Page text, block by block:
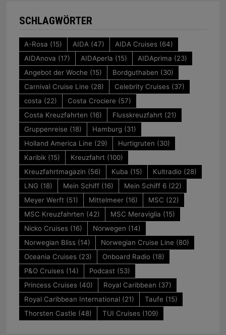
SCHLAGWÖRTER
A-Rosa (15) AIDA (47) AIDA Cruises (64)
AIDAnova (17) AIDAperla (15) AIDAprima (23)
Angebot der Woche (15) Bordguthaben (30)
Carnival Cruise Line (28) Celebrity Cruises (37)
costa (22) Costa Crociere (57)
Costa Kreuzfahrten (16) Flusskreuzfahrt (21)
Gruppenreise (18) Hamburg (31)
Holland America Line (29) Hurtigruten (30)
Karibik(15) Kreuzfahrt (100)
Kreuzfahrtmagazin (56) Kuba (15) Kultradio(28)
LNG (18) Mein Schiff(16) Mein Schiff 6(22)
Meyer Werft (51) Mittelmeer(16) MSC (22)
MSC Kreuzfahrten (42) MSC Meraviglia (15)
Nicko Cruises (16) Norwegen (14)
Norwegian Bliss (14) Norwegian Cruise Line (80)
Oceania Cruises (23) Onboard Radio(18)
P&O Cruises (14) Podcast (53)
Princess Cruises (40) Royal Caribbean (37)
Royal Caribbean International (21) Taufe (15)
Thorsten Castle (48) TUI Cruises (109)